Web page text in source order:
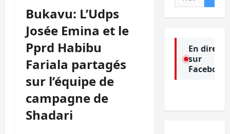
Bukavu: L’Udps
Josée Emina et le
Pprd Habibu
Fariala partagés
sur l’équipe de
campagne de
Shadari
En direct
sur
Facebook